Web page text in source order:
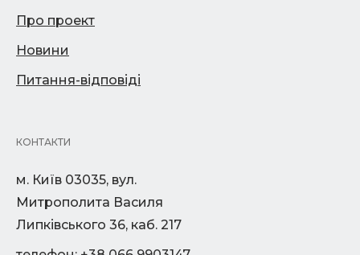
Про проект
Новини
Питання-відповіді
КОНТАКТИ
м. Київ 03035, вул.
Митрополита Василя
Липківського 36, каб. 217